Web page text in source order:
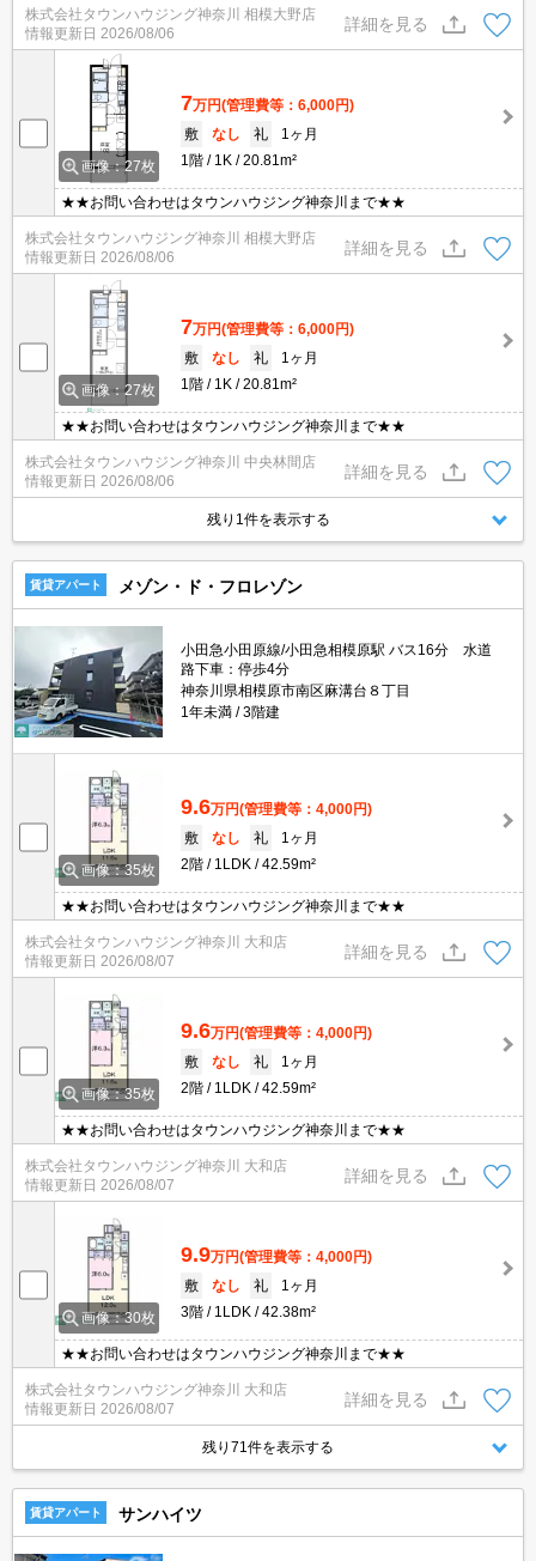
株式会社タウンハウジング神奈川 相模大野店
情報更新日 2026/08/06
詳細を見る
画像：27枚
7万円(管理費等：6,000円)
敷
なし 礼
1ヶ月
1階
1K 20.81m²
★★お問い合わせはタウンハウジング神奈川まで★★
株式会社タウンハウジング神奈川 相模大野店
情報更新日 2026/08/06
詳細を見る
画像：27枚
7万円(管理費等：6,000円)
敷
なし 礼
1ヶ月
1階
1K 20.81m²
★★お問い合わせはタウンハウジング神奈川まで★★
株式会社タウンハウジング神奈川 中央林間店
情報更新日 2026/08/06
詳細を見る
残り1件を表示する
賃貸アパート メゾン・ド・フロレゾン
小田急小田原線/小田急相模原駅 バス16分 水道
路下車：停歩4分
神奈川県相模原市南区麻溝台８丁目
1年未満
3階建
画像：35枚
9.6万円(管理費等：4,000円)
敷
なし 礼
1ヶ月
2階
1LDK 42.59m²
★★お問い合わせはタウンハウジング神奈川まで★★
株式会社タウンハウジング神奈川 大和店
情報更新日 2026/08/07
詳細を見る
画像：35枚
9.6万円(管理費等：4,000円)
敷
なし 礼
1ヶ月
2階
1LDK 42.59m²
★★お問い合わせはタウンハウジング神奈川まで★★
株式会社タウンハウジング神奈川 大和店
情報更新日 2026/08/07
詳細を見る
画像：30枚
9.9万円(管理費等：4,000円)
敷
なし 礼
1ヶ月
3階
1LDK 42.38m²
★★お問い合わせはタウンハウジング神奈川まで★★
株式会社タウンハウジング神奈川 大和店
情報更新日 2026/08/07
詳細を見る
残り71件を表示する
賃貸アパート サンハイツ